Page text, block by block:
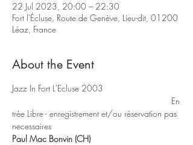
22 Jul 2023, 20:00 – 22:30
Fort l'Écluse, Route de Genève, Lieu-dit, 01200
Léaz, France
About the Event
Jazz In Fort L'Ecluse 2003
En
trée Libre - enregistrement et/ou réservation pas
necessaires
Paul Mac Bonvin (CH)